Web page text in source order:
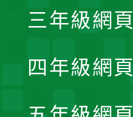
三年級網頁
四年級網頁